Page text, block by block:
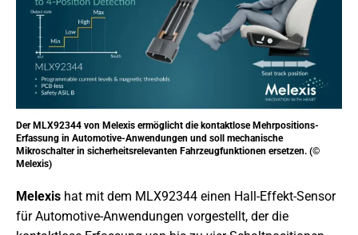
Der MLX92344 von Melexis ermöglicht die kontaktlose Mehrpositions-
Erfassung in Automotive-Anwendungen und soll mechanische
Mikroschalter in sicherheitsrelevanten Fahrzeugfunktionen ersetzen. (©
Melexis)
Melexis hat mit dem MLX92344 einen Hall-Effekt-Sensor
für Automotive-Anwendungen vorgestellt, der die